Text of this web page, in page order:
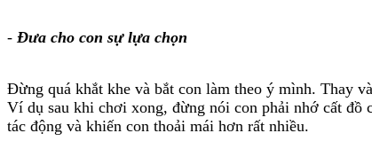
- Đưa cho con sự lựa chọn
Đừng quá khắt khe và bắt con làm theo ý mình. Thay
Ví dụ sau khi chơi xong, đừng nói con phải nhớ cất đồ
tác động và khiến con thoải mái hơn rất nhiều.